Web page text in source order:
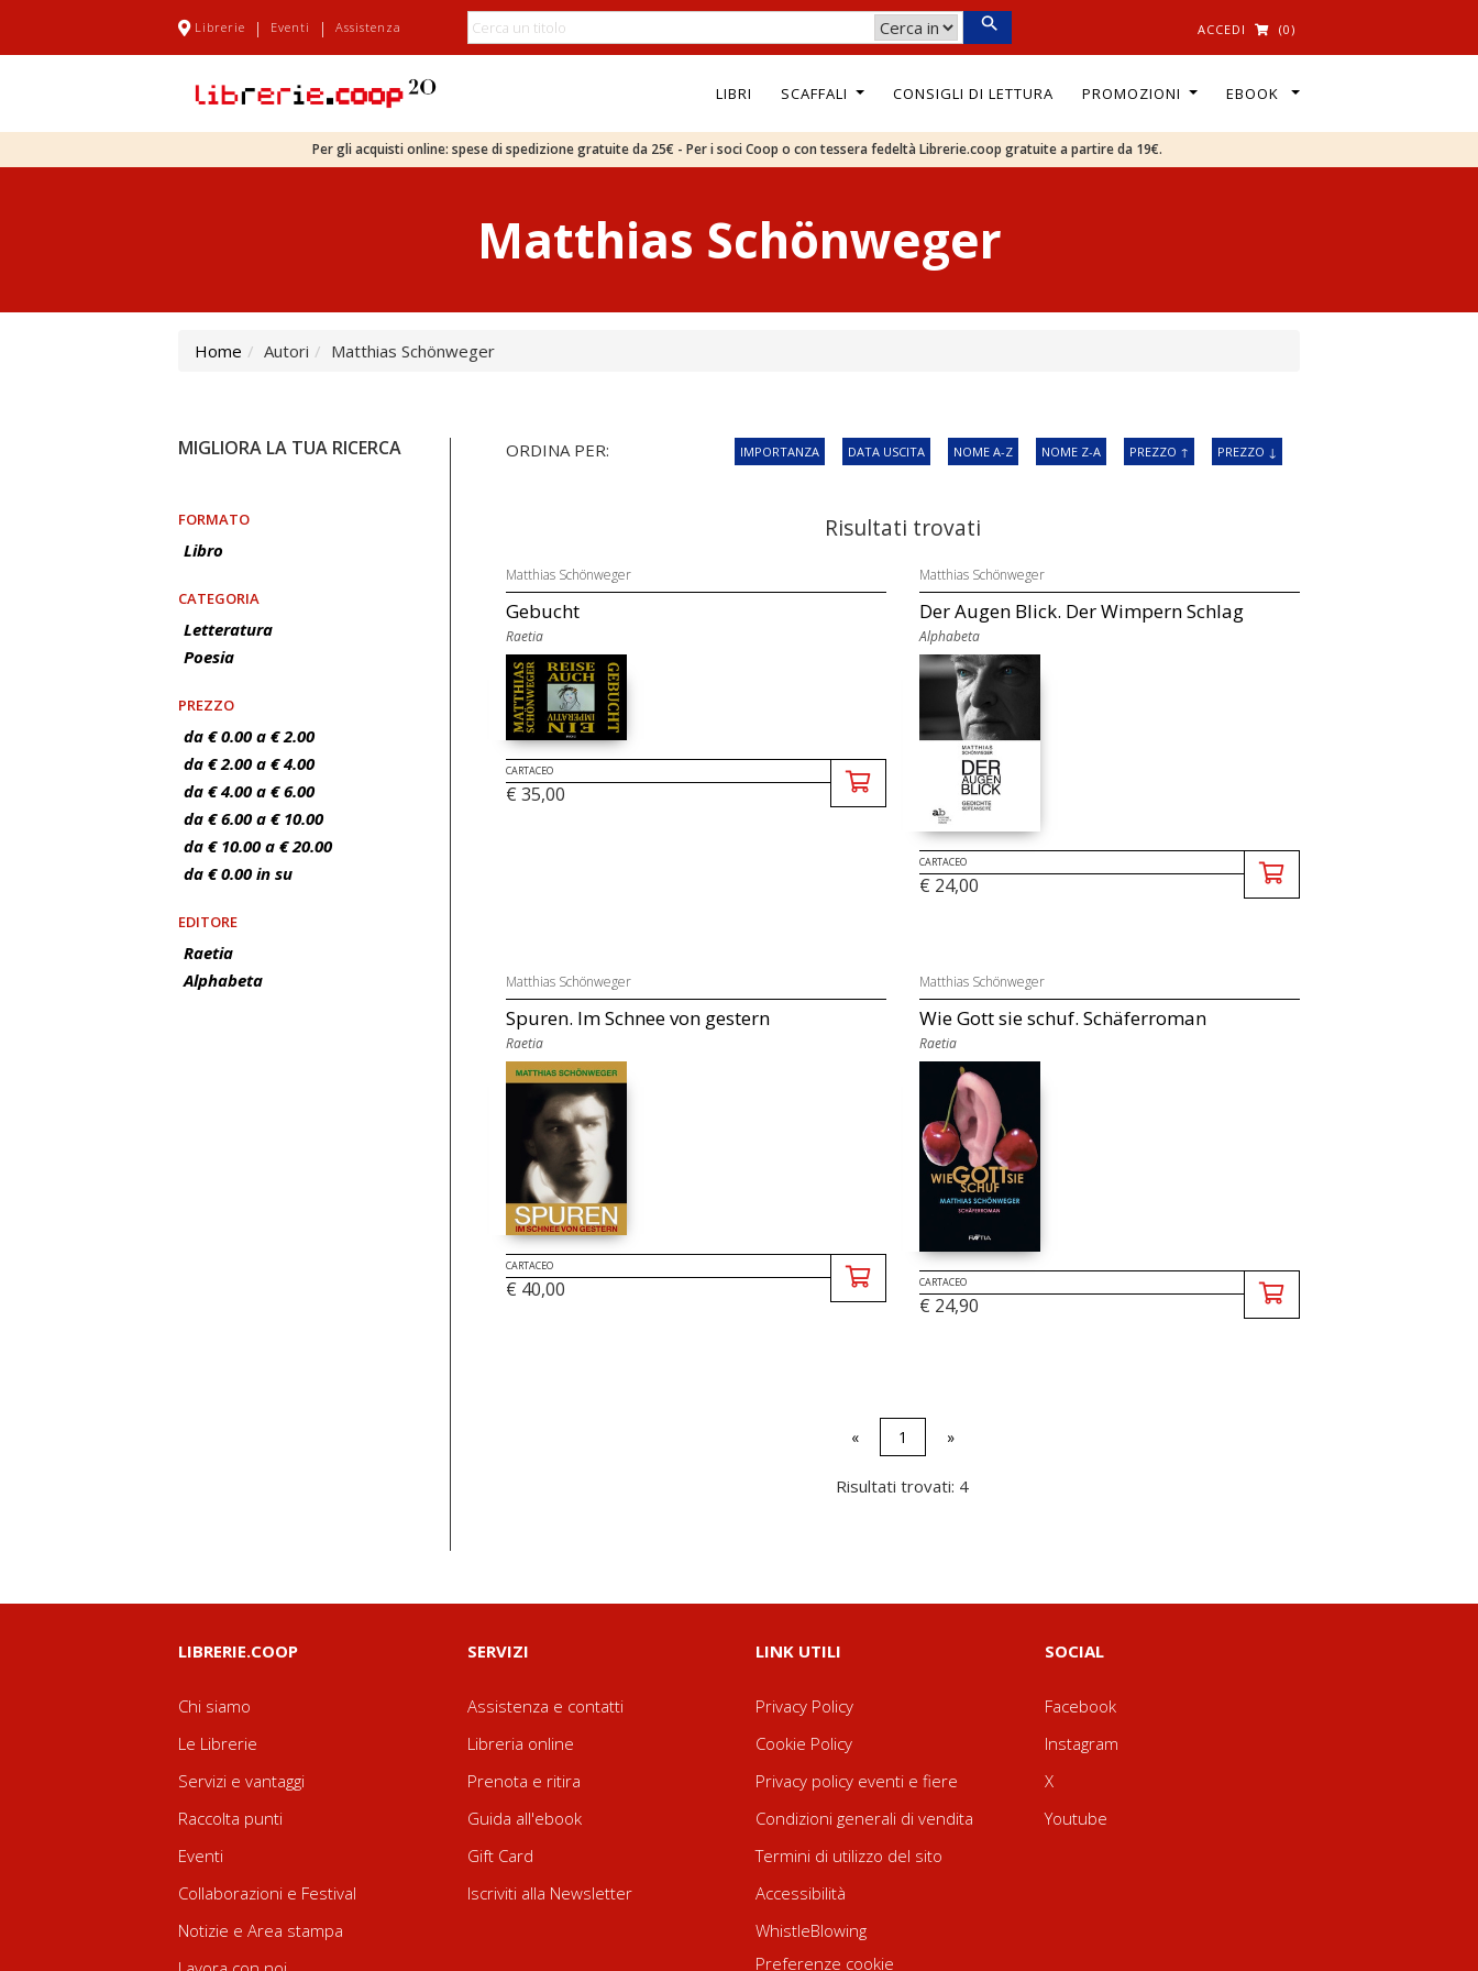
Librerie | Eventi | Assistenza ACCEDI (0)
LIBRI SCAFFALI CONSIGLI DI LETTURA PROMOZIONI EBOOK
Per gli acquisti online: spese di spedizione gratuite da 25€ - Per i soci Coop o con tessera fedeltà Librerie.coop gratuite a partire da 19€.
Matthias Schönweger
Home Autori Matthias Schönweger
MIGLIORA LA TUA RICERCA
FORMATO
Libro
CATEGORIA
Letteratura
Poesia
PREZZO
da € 0.00 a € 2.00
da € 2.00 a € 4.00
da € 4.00 a € 6.00
da € 6.00 a € 10.00
da € 10.00 a € 20.00
da € 0.00 in su
EDITORE
Raetia
Alphabeta
ORDINA PER: IMPORTANZA DATA USCITA NOME A-Z NOME Z-A PREZZO ↑ PREZZO ↓
Risultati trovati
Matthias Schönweger
Gebucht
Raetia
CARTACEO
€ 35,00
Matthias Schönweger
Der Augen Blick. Der Wimpern Schlag
Alphabeta
CARTACEO
€ 24,00
Matthias Schönweger
Spuren. Im Schnee von gestern
Raetia
CARTACEO
€ 40,00
Matthias Schönweger
Wie Gott sie schuf. Schäferroman
Raetia
CARTACEO
€ 24,90
« 1 »
Risultati trovati: 4
LIBRERIE.COOP
Chi siamo
Le Librerie
Servizi e vantaggi
Raccolta punti
Eventi
Collaborazioni e Festival
Notizie e Area stampa
SERVIZI
Assistenza e contatti
Libreria online
Prenota e ritira
Guida all'ebook
Gift Card
Iscriviti alla Newsletter
LINK UTILI
Privacy Policy
Cookie Policy
Privacy policy eventi e fiere
Condizioni generali di vendita
Termini di utilizzo del sito
Accessibilità
WhistleBlowing
Preferenze cookie
SOCIAL
Facebook
Instagram
X
Youtube